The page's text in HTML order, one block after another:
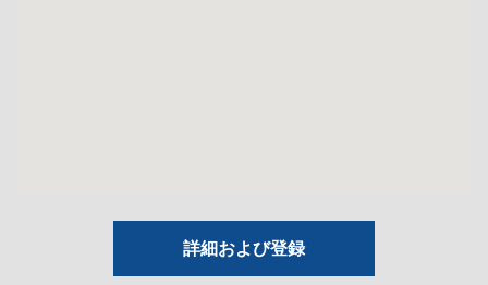
詳細および登録